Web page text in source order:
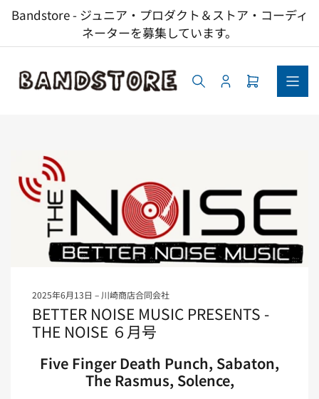
Bandstore - ジュニア・プロダクト＆ストア・コーディ
ネーターを募集しています。
ロ
ミ
く
2025年6月13日 川崎商店合同会社
BETTER NOISE MUSIC PRESENTS -
THE NOISE ６月号
Five Finger Death Punch, Sabaton,
The Rasmus, Solence,